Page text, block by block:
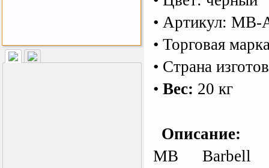
• Артикул:
• Торговая
• Страна
• Вес: 20 кг
Описание:
MB Barbell
Как заставить женщину
заниматся спортом?